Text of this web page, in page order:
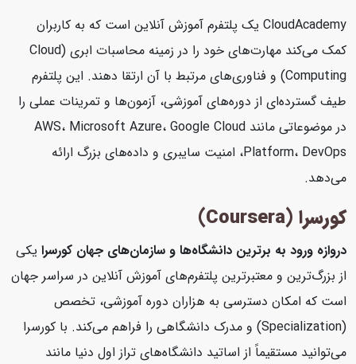
CloudAcademy یک پلتفرم آموزش آنلاین است که به کاربران
کمک می‌کند مهارت‌های خود را در زمینه محاسبات ابری (Cloud
Computing) و فناوری‌های مرتبط با آن ارتقا دهند. این پلتفرم
طیف گسترده‌ای از دوره‌های آموزشی، آزمون‌ها و تمرینات عملی را
در موضوعاتی مانند AWS، Microsoft Azure، Google Cloud
Platform، DevOps، امنیت سایبری و داده‌های بزرگ ارائه
می‌دهد.
کورسرا (Coursera)
دروازه ورود به برترین دانشگاه‌ها و سازمان‌های جهان کورسرایکی
از بزرگ‌ترین و معتبرترین پلتفرم‌های آموزش آنلاین در سراسر جهان
است که امکان دسترسی به هزاران دوره آموزشی، تخصص
(Specialization) و مدرک دانشگاهی را فراهم می‌کند. با کورسرا
می‌توانید مستقیماً از اساتید دانشگاه‌های تراز اول دنیا مانند